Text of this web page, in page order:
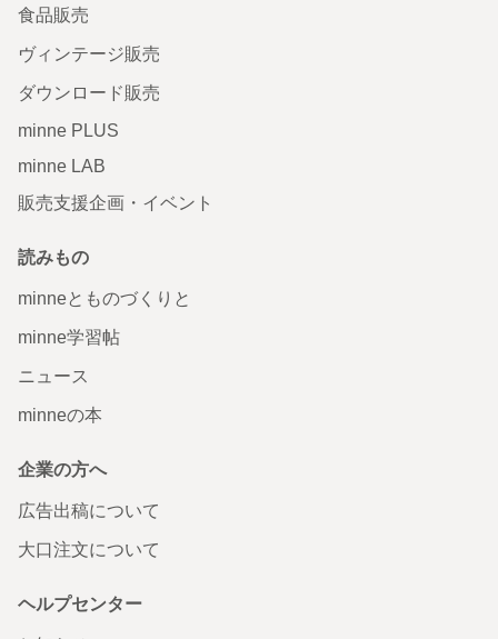
食品販売
ヴィンテージ販売
ダウンロード販売
minne PLUS
minne LAB
販売支援企画・イベント
読みもの
minneとものづくりと
minne学習帖
ニュース
minneの本
企業の方へ
広告出稿について
大口注文について
ヘルプセンター